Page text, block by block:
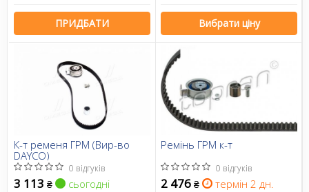
ПРИДБАТИ Вибрати ціну
К-т ременя ГРМ (Вир-во
DAYCO)
0 відгуків
3 113 ₴ сьогодні
Ремінь ГРМ к-т
0 відгуків
2 476 ₴ термін 2 дн.